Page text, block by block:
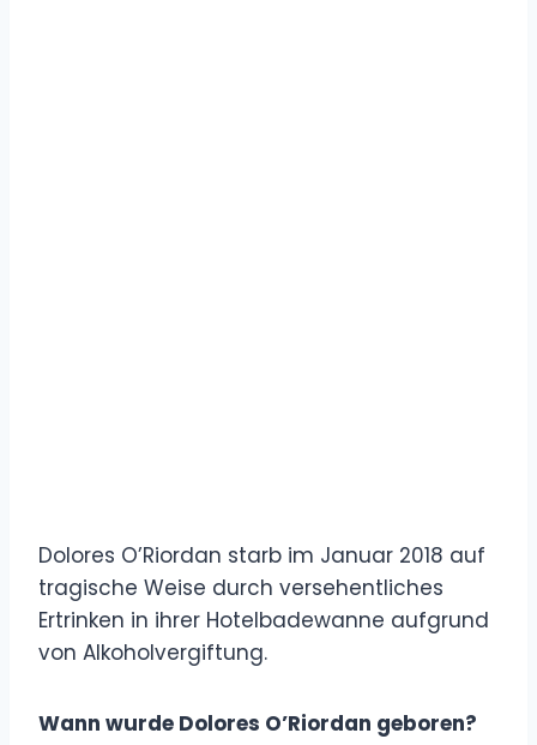
Dolores O’Riordan starb im Januar 2018 auf
tragische Weise durch versehentliches
Ertrinken in ihrer Hotelbadewanne aufgrund
von Alkoholvergiftung.
Wann wurde Dolores O’Riordan geboren?